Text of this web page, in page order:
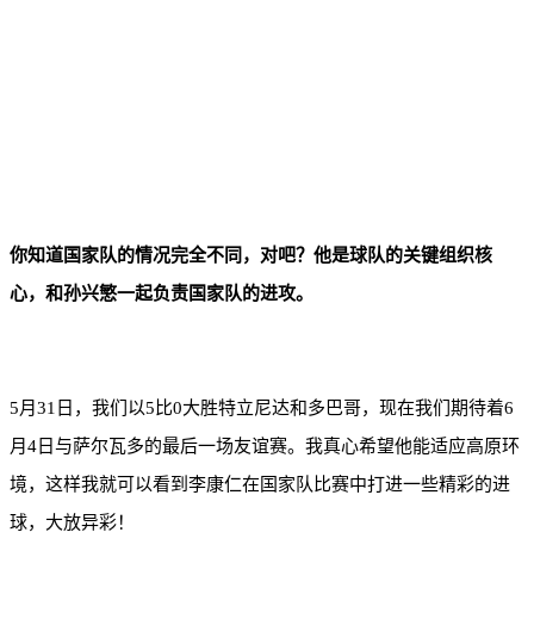
你知道国家队的情况完全不同，对吧？他是球队的关键组织核
心，和孙兴慜一起负责国家队的进攻。
5月31日，我们以5比0大胜特立尼达和多巴哥，现在我们期待着6
月4日与萨尔瓦多的最后一场友谊赛。我真心希望他能适应高原环
境，这样我就可以看到李康仁在国家队比赛中打进一些精彩的进
球，大放异彩！